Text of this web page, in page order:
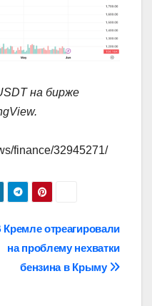
на бирже
.
finance/32945271/
Кремле отреагировали
на проблему нехватки
бензина в Крыму